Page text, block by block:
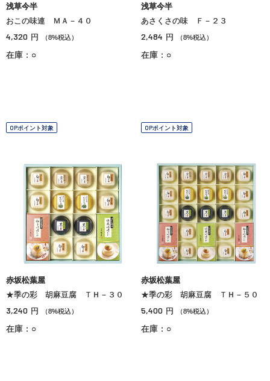
浅草今半
おこの味連 ＭＡ－４０
4,320 円 （8%税込）
在庫：○
浅草今半
あさくさの味 Ｆ－２３
2,484 円 （8%税込）
在庫：○
OPポイント対象
赤坂松葉屋
★季の彩 胡麻豆腐 ＴＨ－３０
3,240 円 （8%税込）
在庫：○
OPポイント対象
赤坂松葉屋
★季の彩 胡麻豆腐 ＴＨ－５０
5,400 円 （8%税込）
在庫：○